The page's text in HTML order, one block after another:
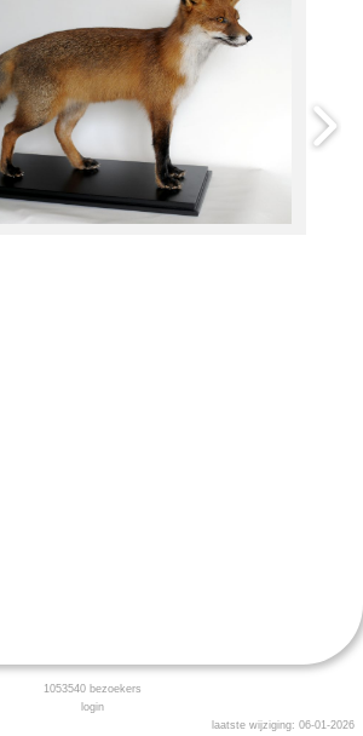
1053540bezoekers
login
laatste wijziging: 06-01-2026